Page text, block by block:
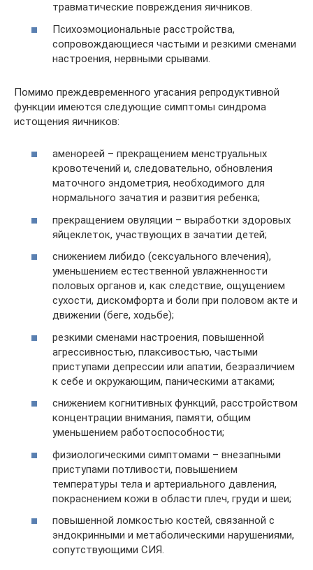
травматические повреждения яичников.
Психоэмоциональные расстройства,
сопровождающиеся частыми и резкими сменами
настроения, нервными срывами.
Помимо преждевременного угасания репродуктивной
функции имеются следующие симптомы синдрома
истощения яичников:
аменореей – прекращением менструальных
кровотечений и, следовательно, обновления
маточного эндометрия, необходимого для
нормального зачатия и развития ребенка;
прекращением овуляции – выработки здоровых
яйцеклеток, участвующих в зачатии детей;
снижением либидо (сексуального влечения),
уменьшением естественной увлажненности
половых органов и, как следствие, ощущением
сухости, дискомфорта и боли при половом акте и
движении (беге, ходьбе);
резкими сменами настроения, повышенной
агрессивностью, плаксивостью, частыми
приступами депрессии или апатии, безразличием
к себе и окружающим, паническими атаками;
снижением когнитивных функций, расстройством
концентрации внимания, памяти, общим
уменьшением работоспособности;
физиологическими симптомами – внезапными
приступами потливости, повышением
температуры тела и артериального давления,
покраснением кожи в области плеч, груди и шеи;
повышенной ломкостью костей, связанной с
эндокринными и метаболическими нарушениями,
сопутствующими СИЯ.